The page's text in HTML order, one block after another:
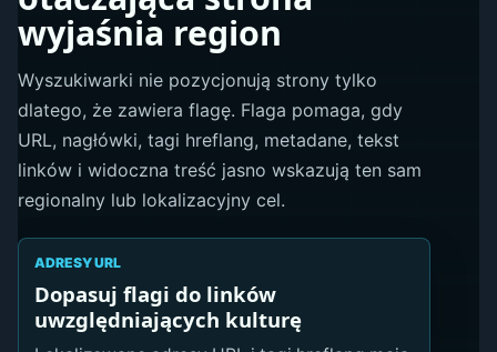
wyjaśnia region
Wyszukiwarki nie pozycjonują strony tylko
dlatego, że zawiera flagę. Flaga pomaga, gdy
URL, nagłówki, tagi hreflang, metadane, tekst
linków i widoczna treść jasno wskazują ten sam
regionalny lub lokalizacyjny cel.
ADRESY URL
Dopasuj flagi do linków
uwzględniających kulturę